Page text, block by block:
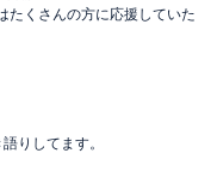
たくさんの方に応援していた
りしてます。